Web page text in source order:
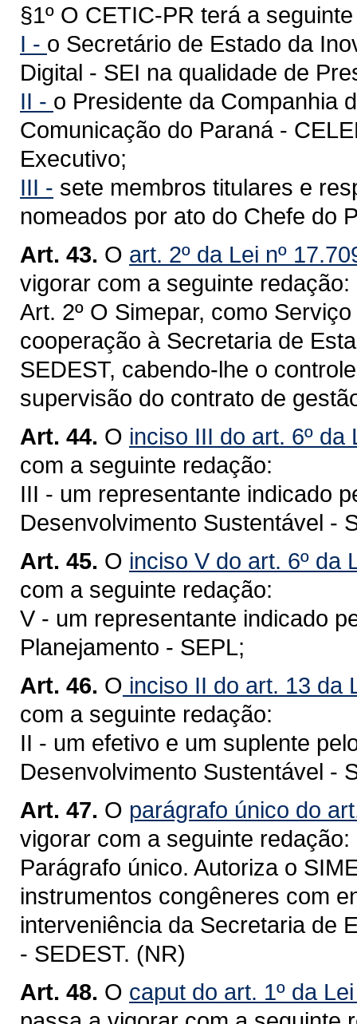
§1º O CETIC-PR terá a
I - o Secretário de Estado da
Digital - SEI na qualidade de
II - o Presidente da Companhia
Comunicação do Paraná -
Executivo;
III - sete membros titulares e
nomeados por ato do Chefe do
Art. 43. O art. 2º da Lei nº
vigorar com a seguinte redação:
Art. 2º O Simepar, como
cooperação à Secretaria de
SEDEST, cabendo-lhe o
supervisão do contrato de
Art. 44. O inciso III do art. 6º
com a seguinte redação:
III - um representante indicado
Desenvolvimento Sustentável -
Art. 45. O inciso V do art. 6º da
com a seguinte redação:
V - um representante indicado
Planejamento - SEPL;
Art. 46. O inciso II do art. 13 da
com a seguinte redação:
II - um efetivo e um suplente
Desenvolvimento Sustentável -
Art. 47. O parágrafo único do
vigorar com a seguinte redação:
Parágrafo único. Autoriza o
instrumentos congêneres com
interveniência da Secretaria de
- SEDEST. (NR)
Art. 48. O caput do art. 1º da